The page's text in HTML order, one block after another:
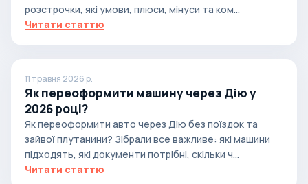
розстрочки, які умови, плюси, мінуси та ком...
Читати статтю
11 травня 2026 р.
Як переоформити машину через Дію у
2026 році?
Як переоформити авто через Дію без поїздок та
зайвої плутанини? Зібрали все важливе: які машини
підходять, які документи потрібні, скільки ч...
Читати статтю